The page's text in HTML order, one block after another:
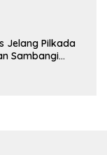
Jelang Pilkada
Sambangi